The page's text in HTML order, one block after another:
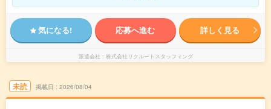
気になる! 応募へ進む 詳しく見る
派遣会社 株式会社リクルートスタッフィング
未読 掲載日 2026/08/04